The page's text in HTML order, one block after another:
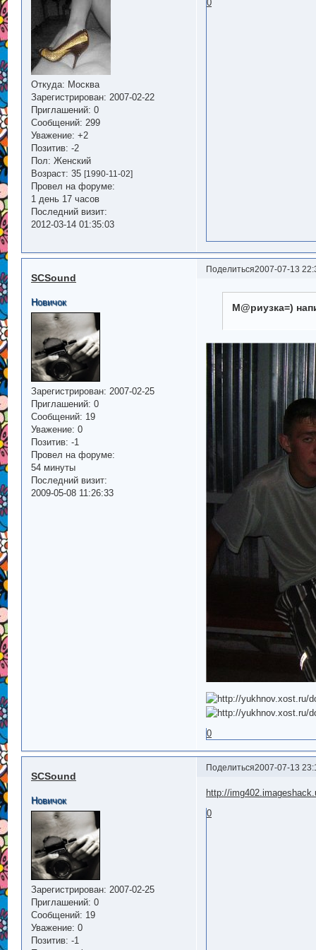
Откуда: Москва
Зарегистрирован: 2007-02-22
Приглашений: 0
Сообщений: 299
Уважение: +2
Позитив: -2
Пол: Женский
Возраст: 35 [1990-11-02]
Провел на форуме:
1 день 17 часов
Последний визит:
2012-03-14 01:35:03
0
Поделиться2007-07-13
SCSound
Новичок
Зарегистрирован: 2007-02-25
Приглашений: 0
Сообщений: 19
Уважение: 0
Позитив: -1
Провел на форуме:
54 минуты
Последний визит:
2009-05-08 11:26:33
М@риузка=)
0
Поделиться2007-07-13
SCSound
Новичок
Зарегистрирован: 2007-02-25
Приглашений: 0
Сообщений: 19
Уважение: 0
Позитив: -1
http://
0